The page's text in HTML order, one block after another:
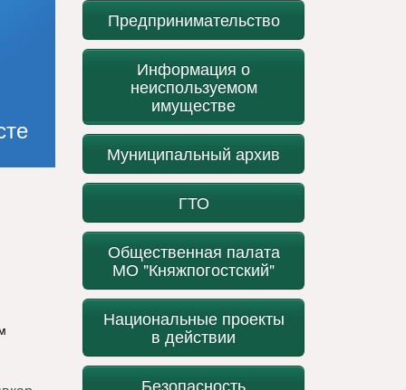
Предпринимательство
Информация о
неиспользуемом
имуществе
Муниципальный архив
ГТО
Общественная палата
МО "Княжпогостский"
Национальные проекты
в действии
Безопасность